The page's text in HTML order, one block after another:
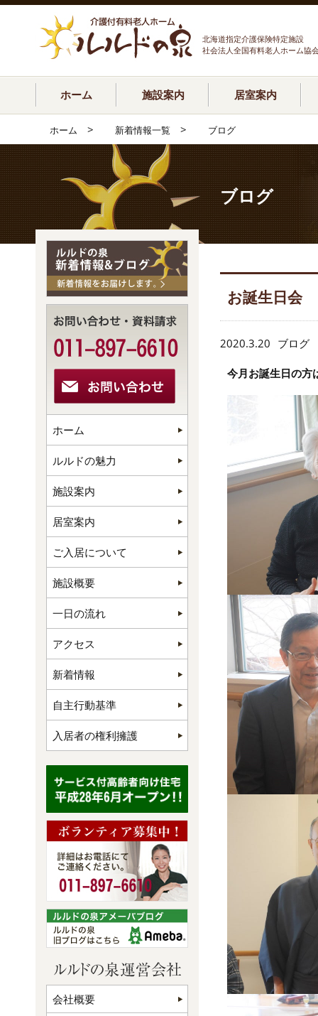
北海道指定介護保険特定施設
社会法人全国有料老人ホーム協
ホーム 施設案内 居室案内
ホーム > 新着情報一覧 > ブログ
ブログ
お誕生日会
2020.3.20 ブログ
今月お誕生日の方
ホーム
ルルドの魅力
施設案内
居室案内
ご入居について
施設概要
一日の流れ
アクセス
新着情報
自主行動基準
入居者の権利擁護
会社概要